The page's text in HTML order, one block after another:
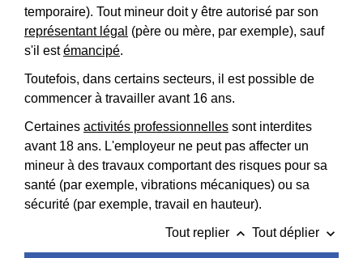
temporaire). Tout mineur doit y être autorisé par son
représentant légal (père ou mère, par exemple), sauf
s'il estémancipé.
Toutefois, dans certains secteurs, il est possible de
commencer à travailler avant 16 ans.
Certaines activités professionnelles sont interdites
avant 18 ans. L'employeur ne peut pas affecter un
mineur à des travaux comportant des risques pour sa
santé (par exemple, vibrations mécaniques) ou sa
sécurité (par exemple, travail en hauteur).
Tout replier keyboard_arrow_up Tout déplier keyboard_arrow_down